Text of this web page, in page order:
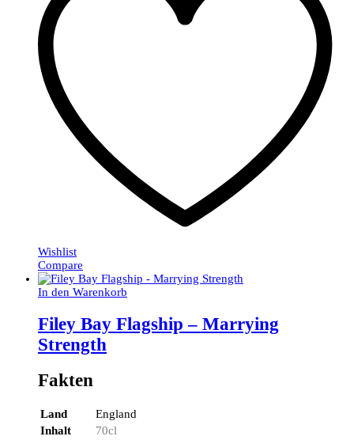
Wishlist
Compare
In den Warenkorb
Filey Bay Flagship – Marrying
Strength
Fakten
Land
England
Inhalt
70cl